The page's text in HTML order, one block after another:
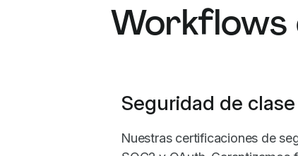
Workflows
Seguridad de
Nuestras certificaciones de